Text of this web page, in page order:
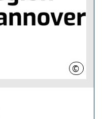
© RH